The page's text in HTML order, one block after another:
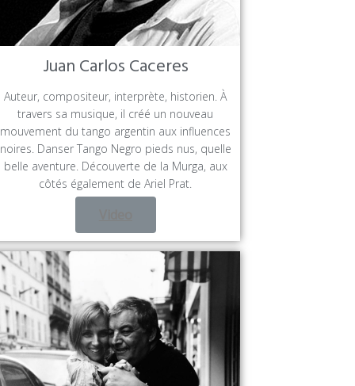
Juan Carlos Caceres
Auteur, compositeur, interprète, historien. À
travers sa musique, il créé un nouveau
mouvement du tango argentin aux influences
noires. Danser Tango Negro pieds nus, quelle
belle aventure. Découverte de la Murga, aux
côtés également de Ariel Prat.